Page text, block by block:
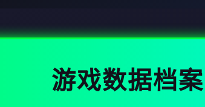
游戏数据档案